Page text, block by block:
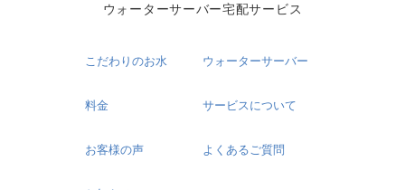
ウォーターサーバー宅配サービス
こだわりのお水 ウォーターサーバー
料金 サービスについて
お客様の声 よくあるご質問